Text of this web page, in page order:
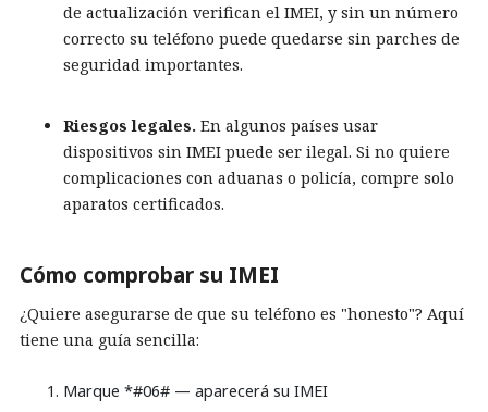
de actualización verifican el IMEI, y sin un número
correcto su teléfono puede quedarse sin parches de
seguridad importantes.
Riesgos legales. En algunos países usar
dispositivos sin IMEI puede ser ilegal. Si no quiere
complicaciones con aduanas o policía, compre solo
aparatos certificados.
Cómo comprobar su IMEI
¿Quiere asegurarse de que su teléfono es "honesto"? Aquí
tiene una guía sencilla:
Marque *#06# — aparecerá su IMEI